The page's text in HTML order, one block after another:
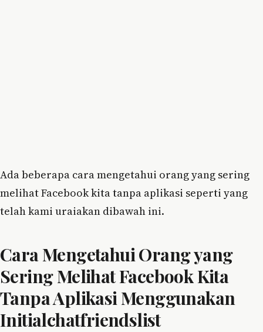
Ada beberapa cara mengetahui orang yang sering
melihat Facebook kita tanpa aplikasi seperti yang
telah kami uraiakan dibawah ini.
Cara Mengetahui Orang yang
Sering Melihat Facebook Kita
Tanpa Aplikasi Menggunakan
Initialchatfriendslist